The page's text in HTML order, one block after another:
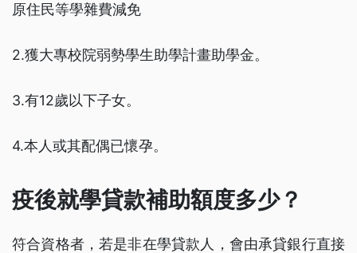
原住民等學雜費減免
2.獲大專校院弱勢學生助學計畫助學金。
3.有12歲以下子女。
4.本人或其配偶已懷孕。
疫後就學貸款補助額度多少？
符合資格者，若是非在學貸款人，會由承貸銀行直接